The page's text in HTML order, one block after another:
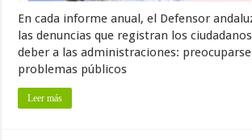
En cada informe anual, el Defensor
las denuncias que registran los
deber a las administraciones:
problemas públicos
Leer más